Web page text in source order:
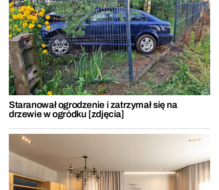
Staranował ogrodzenie i zatrzymał się na
drzewie w ogródku [zdjęcia]